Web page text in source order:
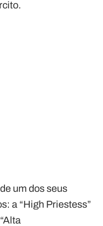
um dos seus
a “High Priestess”